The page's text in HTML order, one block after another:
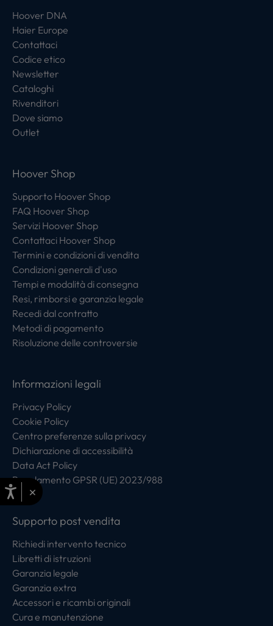
Hoover DNA
Haier Europe
Contattaci
Codice etico
Newsletter
Cataloghi
Rivenditori
Dove siamo
Outlet
Hoover Shop
Supporto Hoover Shop
FAQ Hoover Shop
Servizi Hoover Shop
Contattaci Hoover Shop
Termini e condizioni di vendita
Condizioni generali d'uso
Tempi e modalità di consegna
Resi, rimborsi e garanzia legale
Recedi dal contratto
Metodi di pagamento
Risoluzione delle controversie
Informazioni legali
Privacy Policy
Cookie Policy
Centro preferenze sulla privacy
Dichiarazione di accessibilità
Data Act Policy
Regolamento GPSR (UE) 2023/988
Supporto post vendita
Richiedi intervento tecnico
Libretti di istruzioni
Garanzia legale
Garanzia extra
Accessori e ricambi originali
Cura e manutenzione
×